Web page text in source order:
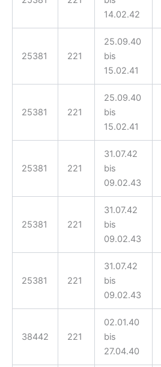
14.02.42
25381 221
25.09.40
bis
15.02.41
25381 221
25.09.40
bis
15.02.41
25381 221
31.07.42
bis
09.02.43
25381 221
31.07.42
bis
09.02.43
25381 221
31.07.42
bis
09.02.43
38442 221
02.01.40
bis
27.04.40